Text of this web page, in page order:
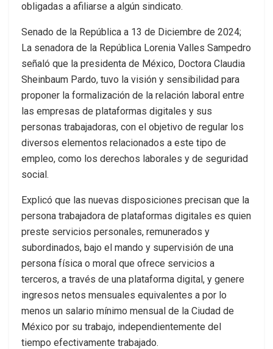
obligadas a afiliarse a algún sindicato.
Senado de la República a 13 de Diciembre de 2024;
La senadora de la República Lorenia Valles Sampedro
señaló que la presidenta de México, Doctora Claudia
Sheinbaum Pardo, tuvo la visión y sensibilidad para
proponer la formalización de la relación laboral entre
las empresas de plataformas digitales y sus
personas trabajadoras, con el objetivo de regular los
diversos elementos relacionados a este tipo de
empleo, como los derechos laborales y de seguridad
social.
Explicó que las nuevas disposiciones precisan que la
persona trabajadora de plataformas digitales es quien
preste servicios personales, remunerados y
subordinados, bajo el mando y supervisión de una
persona física o moral que ofrece servicios a
terceros, a través de una plataforma digital, y genere
ingresos netos mensuales equivalentes a por lo
menos un salario mínimo mensual de la Ciudad de
México por su trabajo, independientemente del
tiempo efectivamente trabajado.